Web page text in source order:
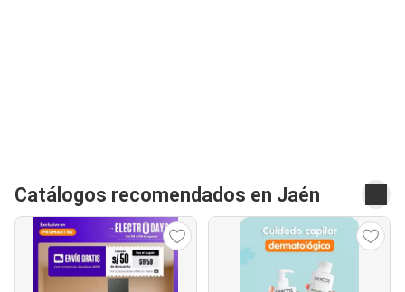
Catálogos recomendados en Jaén